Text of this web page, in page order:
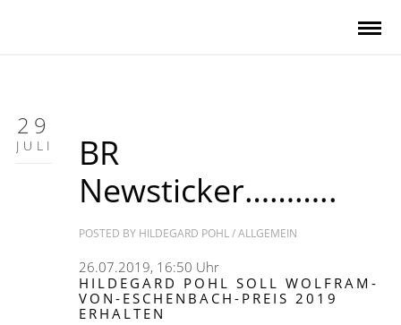
29
JULI
BR
Newsticker………..
POSTED BY HILDEGARD POHL/ALLGEMEIN
26.07.2019, 16:50 Uhr
HILDEGARD POHL SOLL WOLFRAM-
VON-ESCHENBACH-PREIS 2019
ERHALTEN